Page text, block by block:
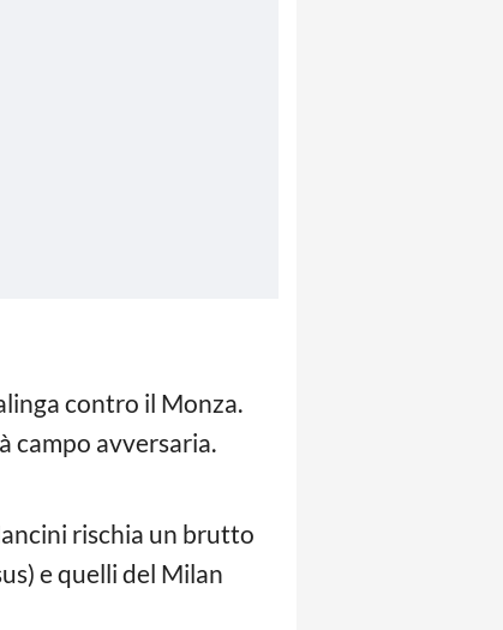
contro il Monza.
campo avversaria.
rischia un brutto
e quelli del Milan